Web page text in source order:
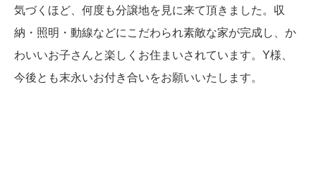
気づくほど、何度も分譲地を見に来て頂きました。収
納・照明・動線などにこだわられ素敵な家が完成し、か
わいいお子さんと楽しくお住まいされています。Y様、
今後とも末永いお付き合いをお願いいたします。